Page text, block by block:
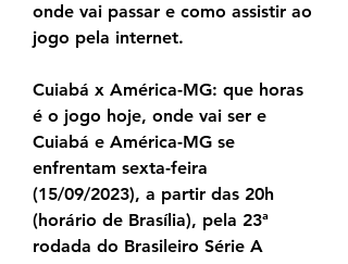
onde vai passar e como assistir ao
jogo pela internet.
Cuiabá x América-MG: que horas
é o jogo hoje, onde vai ser e
Cuiabá e América-MG se
enfrentam sexta-feira
(15/09/2023), a partir das 20h
(horário de Brasília), pela 23ª
rodada do Brasileiro Série A